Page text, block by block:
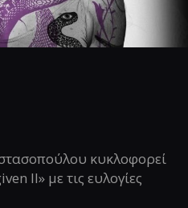
κυκλοφορεί
II» με τις ευλογίες